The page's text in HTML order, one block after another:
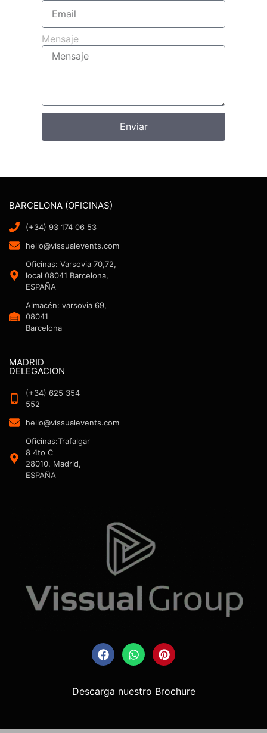
Mensaje
Enviar
BARCELONA (OFICINAS)
(+34) 93 174 06 53
hello@vissualevents.com
Oficinas: Varsovia 70,72,
local 08041 Barcelona,
ESPAÑA
Almacén: varsovia 69,
08041
Barcelona
MADRID
DELEGACION
(+34) 625 354
552
hello@vissualevents.com
Oficinas:Trafalgar
8 4to C
28010, Madrid,
ESPAÑA
Descarga nuestro Brochure